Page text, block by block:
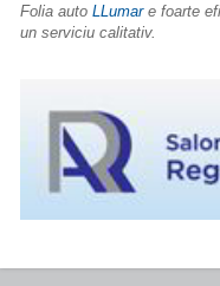
Folia auto LLumare foarte
un serviciu calitativ.